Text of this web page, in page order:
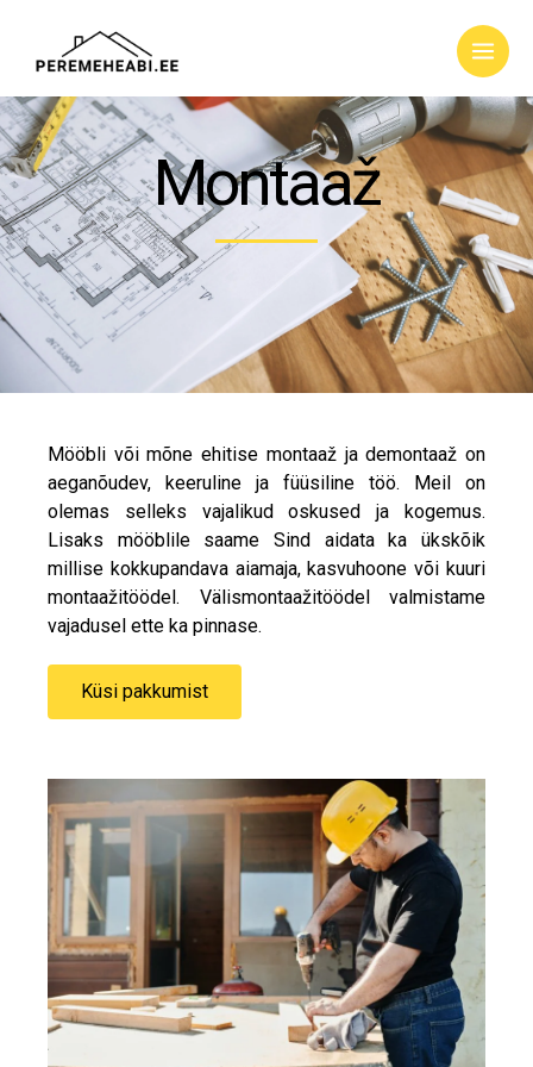
Montaaž
Mööbli või mõne ehitise montaaž ja demontaaž on
aeganõudev, keeruline ja füüsiline töö. Meil on
olemas selleks vajalikud oskused ja kogemus.
Lisaks mööblile saame Sind aidata ka ükskõik
millise kokkupandava aiamaja, kasvuhoone või kuuri
montaažitöödel. Välismontaažitöödel valmistame
vajadusel ette ka pinnase.
Küsi pakkumist